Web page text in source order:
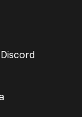
Discord